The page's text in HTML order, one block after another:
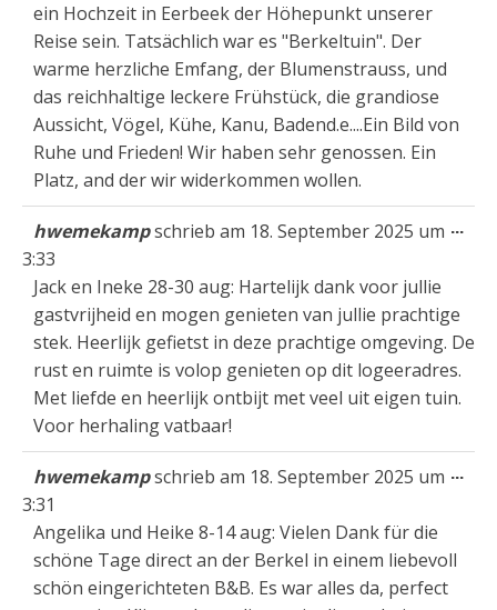
ein Hochzeit in Eerbeek der Höhepunkt unserer
Reise sein. Tatsächlich war es "Berkeltuin". Der
warme herzliche Emfang, der Blumenstrauss, und
das reichhaltige leckere Frühstück, die grandiose
Aussicht, Vögel, Kühe, Kanu, Badend.e....Ein Bild von
Ruhe und Frieden! Wir haben sehr genossen. Ein
Platz, and der wir widerkommen wollen.
hwemekampschrieb am 18. September 2025 um
3:33
Jack en Ineke 28-30 aug: Hartelijk dank voor jullie
gastvrijheid en mogen genieten van jullie prachtige
stek. Heerlijk gefietst in deze prachtige omgeving. De
rust en ruimte is volop genieten op dit logeeradres.
Met liefde en heerlijk ontbijt met veel uit eigen tuin.
Voor herhaling vatbaar!
...
hwemekampschrieb am 18. September 2025 um
3:31
Angelika und Heike 8-14 aug: Vielen Dank für die
schöne Tage direct an der Berkel in einem liebevoll
schön eingerichteten B&B. Es war alles da, perfect
...